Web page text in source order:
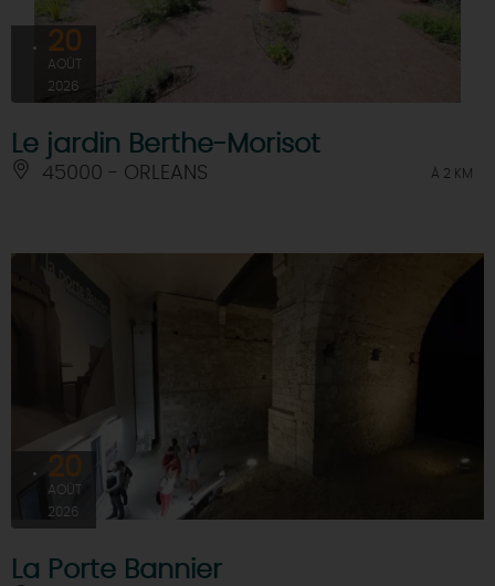
20
AOÛT
2026
Le jardin Berthe-Morisot
45000 - ORLEANS À 2 KM
20
AOÛT
2026
La Porte Bannier